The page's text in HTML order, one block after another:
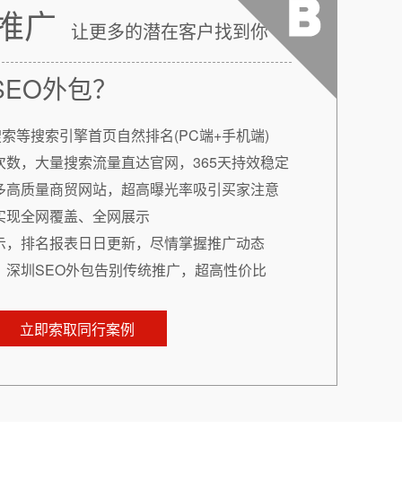
广 让更多的潜在客户找到你
外包？
等搜索引擎首页自然排名(PC端+手机端)
，大量搜索流量直达官网，365天持效稳定
质量商贸网站，超高曝光率吸引买家注意
全网覆盖、全网展示
排名报表日日更新，尽情掌握推广动态
圳SEO外包告别传统推广，超高性价比
立即索取同行案例